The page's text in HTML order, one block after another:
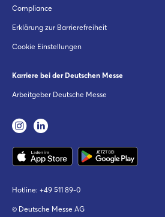
Compliance
Erklärung zur Barrierefreiheit
Cookie Einstellungen
Karriere bei der Deutschen Messe
Arbeitgeber Deutsche Messe
Hotline: +49 511 89-0
© Deutsche Messe AG